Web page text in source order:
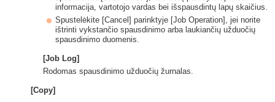
informacija, vartotojo vardas bei išspausdintų lapų skaičius.
Spustelėkite [Cancel] parinktyje [Job Operation], jei norite
ištrinti vykstančio spausdinimo arba laukiančių užduočių
spausdinimo duomenis.
[Job Log]
Rodomas spausdinimo užduočių žurnalas.
[Copy]